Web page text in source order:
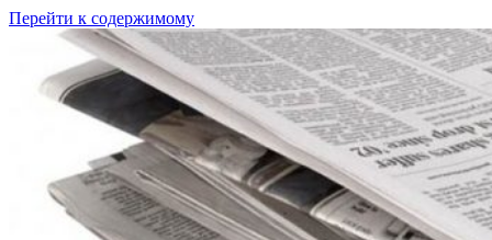
Перейти к содержимому